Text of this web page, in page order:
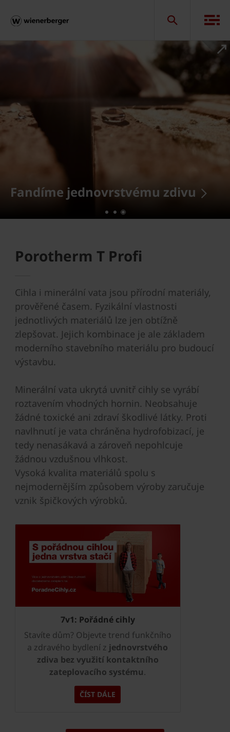
Fandíme jednovrstvému zdivu
Porotherm T Profi
Cihla i minerální vata jsou přírodní materiály,
prověřené časem. Fyzikální vlastnosti
jednotlivých materiálů lze jen obtížně
zlepšovat. Jejich kombinace je ale základem
moderního stavebního materiálu pro budoucí
výstavbu.
Minerální vata ukrytá uvnitř cihly se vyrábí
roztavením vhodných hornin. Neobsahuje
žádné toxické ani zdraví škodlivé látky. Proti
navlhnutí je vata chráněna hydrofobizací, je
tedy nenasákavá a zároveň nepohlcuje
žádnou vzdušnou vlhkost.
Vysoká kvalita materiálů spolu s
nejmodernějším způsobem výroby zaručuje
vznik špičkových výrobků.
7v1: Pořádné cihly
Stavíte dům? Objevte trend funkčního
a zdravého bydlení z jednovrstvého
zdiva bez využití kontaktního
zateplovacího systému.
ČÍST DÁLE